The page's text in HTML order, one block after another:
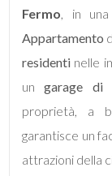
Fermo, in una
Appartamento
residenti nelle
un garage di
proprietà, a
garantisce un
attrazioni della
5+
Bagni
minimi
Qualsiasi